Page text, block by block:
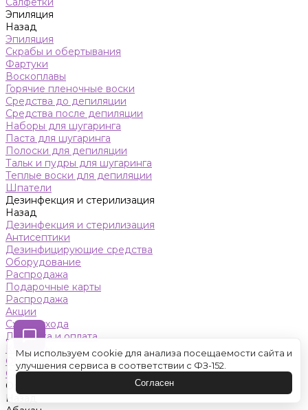
Эпиляция
Назад
Эпиляция
Скрабы и обертывания
Фартуки
Воскоплавы
Горячие пленочные воски
Средства до депиляции
Средства после депиляции
Наборы для шугаринга
Паста для шугаринга
Полоски для депиляции
Тальк и пудры для шугаринга
Теплые воски для депиляции
Шпатели
Дезинфекция и стерилизация
Назад
Дезинфекция и стерилизация
Антисептики
Дезинфицирующие средства
Оборудование
Распродажа
Подарочные карты
Распродажа
Акции
Схемы ухода
Доставка и оплата
Контакты
Обучение
Салон красоты
Оренбург
Назад
Мы используем cookie для анализа посещаемости сайта и
улучшения сервиса в соответствии с ФЗ-152.
Согласен